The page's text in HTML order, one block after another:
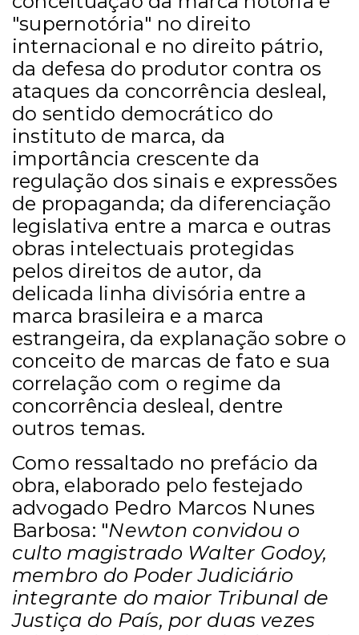
"supernotória" no direito
internacional e no direito pátrio,
da defesa do produtor contra os
ataques da concorrência desleal,
do sentido democrático do
instituto de marca, da
importância crescente da
regulação dos sinais e expressões
de propaganda; da diferenciação
legislativa entre a marca e outras
obras intelectuais protegidas
pelos direitos de autor, da
delicada linha divisória entre a
marca brasileira e a marca
estrangeira, da explanação sobre o
conceito de marcas de fato e sua
correlação com o regime da
concorrência desleal, dentre
outros temas.
Como ressaltado no prefácio da
obra, elaborado pelo festejado
advogado Pedro Marcos Nunes
Barbosa: "Newton convidou o
culto magistrado Walter Godoy,
membro do Poder Judiciário
integrante do maior Tribunal de
Justiça do País, por duas vezes